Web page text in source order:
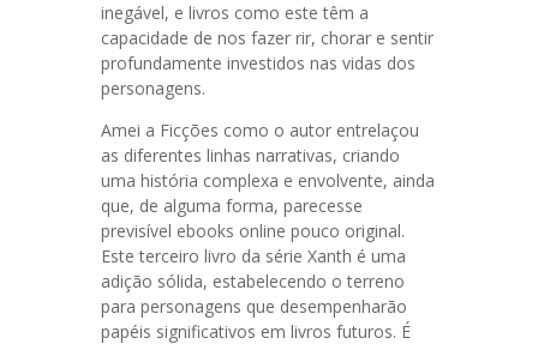
inegável, e livros como este têm a
capacidade de nos fazer rir, chorar e sentir
profundamente investidos nas vidas dos
personagens.
Amei a Ficções como o autor entrelaçou
as diferentes linhas narrativas, criando
uma história complexa e envolvente, ainda
que, de alguma forma, parecesse
previsível ebooks online pouco original.
Este terceiro livro da série Xanth é uma
adição sólida, estabelecendo o terreno
para personagens que desempenharão
papéis significativos em livros futuros. É